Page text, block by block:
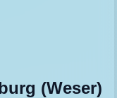
(Weser)